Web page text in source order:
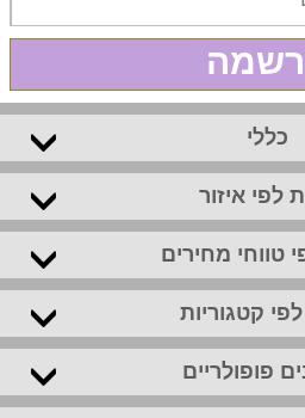
כללי
לפי איזור
טווחי מחירים
לפי קטגוריות
פופולריים